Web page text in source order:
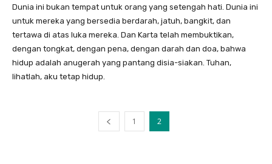
Dunia ini bukan tempat untuk orang yang setengah hati. Dunia ini
untuk mereka yang bersedia berdarah, jatuh, bangkit, dan
tertawa di atas luka mereka. Dan Karta telah membuktikan,
dengan tongkat, dengan pena, dengan darah dan doa, bahwa
hidup adalah anugerah yang pantang disia-siakan. Tuhan,
lihatlah, aku tetap hidup.
1 2